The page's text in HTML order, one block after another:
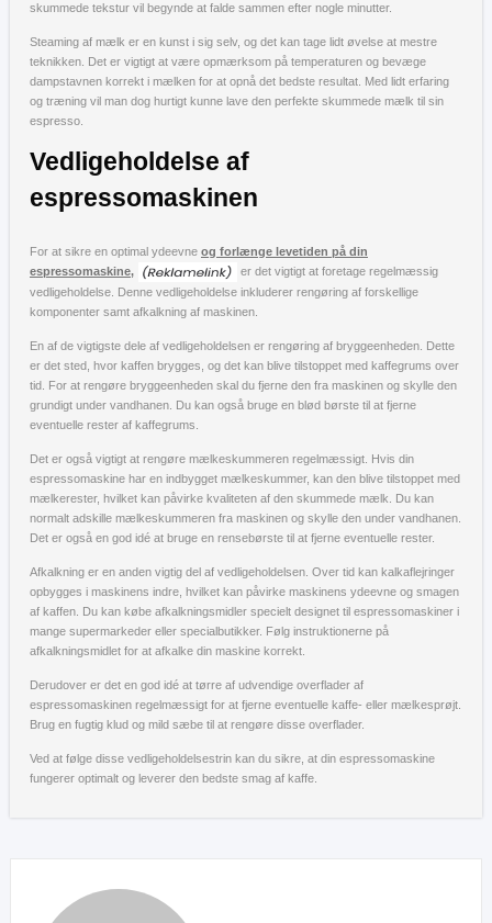
skummede tekstur vil begynde at falde sammen efter nogle minutter.
Steaming af mælk er en kunst i sig selv, og det kan tage lidt øvelse at mestre
teknikken. Det er vigtigt at være opmærksom på temperaturen og bevæge
dampstavnen korrekt i mælken for at opnå det bedste resultat. Med lidt erfaring
og træning vil man dog hurtigt kunne lave den perfekte skummede mælk til sin
espresso.
Vedligeholdelse af
espressomaskinen
For at sikre en optimal ydeevne og forlænge levetiden på din
espressomaskine,
er det vigtigt at foretage regelmæssig
vedligeholdelse. Denne vedligeholdelse inkluderer rengøring af forskellige
komponenter samt afkalkning af maskinen.
En af de vigtigste dele af vedligeholdelsen er rengøring af bryggeenheden. Dette
er det sted, hvor kaffen brygges, og det kan blive tilstoppet med kaffegrums over
tid. For at rengøre bryggeenheden skal du fjerne den fra maskinen og skylle den
grundigt under vandhanen. Du kan også bruge en blød børste til at fjerne
eventuelle rester af kaffegrums.
Det er også vigtigt at rengøre mælkeskummeren regelmæssigt. Hvis din
espressomaskine har en indbygget mælkeskummer, kan den blive tilstoppet med
mælkerester, hvilket kan påvirke kvaliteten af den skummede mælk. Du kan
normalt adskille mælkeskummeren fra maskinen og skylle den under vandhanen.
Det er også en god idé at bruge en rensebørste til at fjerne eventuelle rester.
Afkalkning er en anden vigtig del af vedligeholdelsen. Over tid kan kalkaflejringer
opbygges i maskinens indre, hvilket kan påvirke maskinens ydeevne og smagen
af kaffen. Du kan købe afkalkningsmidler specielt designet til espressomaskiner i
mange supermarkeder eller specialbutikker. Følg instruktionerne på
afkalkningsmidlet for at afkalke din maskine korrekt.
Derudover er det en god idé at tørre af udvendige overflader af
espressomaskinen regelmæssigt for at fjerne eventuelle kaffe- eller mælkesprøjt.
Brug en fugtig klud og mild sæbe til at rengøre disse overflader.
Ved at følge disse vedligeholdelsestrin kan du sikre, at din espressomaskine
fungerer optimalt og leverer den bedste smag af kaffe.